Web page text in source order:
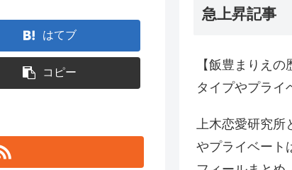
はてブ
コピー
急上昇記事
【飯豊まりえ
タイプやプライ
上木恋愛研究
やプライベート